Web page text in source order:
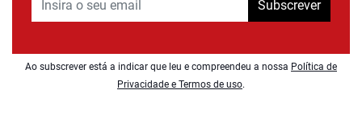
Subscrever
Ao subscrever está a indicar que leu e compreendeu a nossa Política de
Privacidade e Termos de uso.